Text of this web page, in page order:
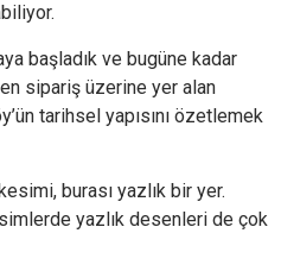
başladık ve bugüne kadar
sipariş üzerine yer alan
tarihsel yapısını özetlemek
burası yazlık bir yer.
yazlık desenleri de çok